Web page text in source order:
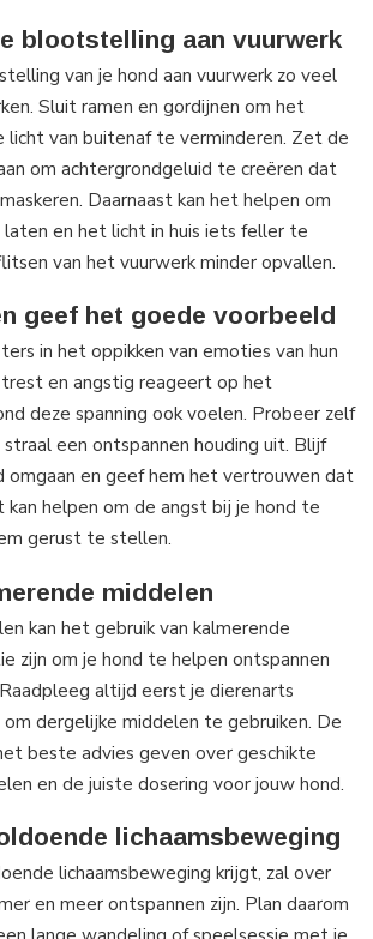
blootstelling aan vuurwerk
van je hond aan vuurwerk zo veel
Sluit ramen en gordijnen om het
licht van buitenaf te verminderen. Zet de
om achtergrondgeluid te creëren dat
Daarnaast kan het helpen om
en het licht in huis iets feller te
van het vuurwerk minder opvallen.
geef het goede voorbeeld
in het oppikken van emoties van hun
en angstig reageert op het
deze spanning ook voelen. Probeer zelf
een ontspannen houding uit. Blijf
omgaan en geef hem het vertrouwen dat
kan helpen om de angst bij je hond te
gerust te stellen.
middelen
kan het gebruik van kalmerende
zijn om je hond te helpen ontspannen
altijd eerst je dierenarts
dergelijke middelen te gebruiken. De
beste advies geven over geschikte
en de juiste dosering voor jouw hond.
lichaamsbeweging
lichaamsbeweging krijgt, zal over
en meer ontspannen zijn. Plan daarom